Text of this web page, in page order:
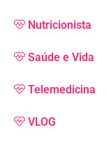
Nutricionista
Saúde e Vida
Telemedicina
VLOG